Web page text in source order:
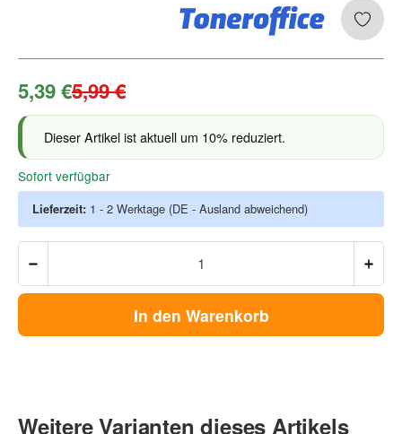
5,39 €5,99 €
Dieser Artikel ist aktuell um 10% reduziert.
Sofort verfügbar
Lieferzeit: 1 - 2 Werktage (DE - Ausland abweichend)
In den Warenkorb
Weitere Varianten dieses Artikels